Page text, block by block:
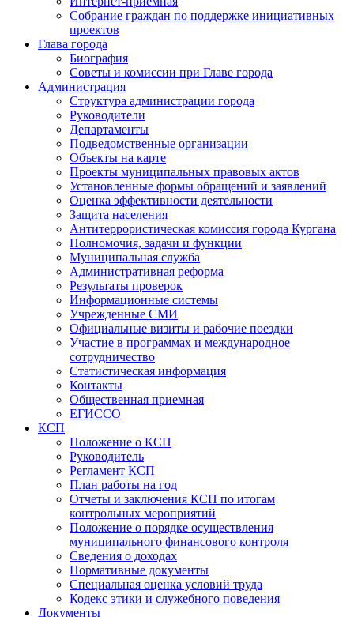
Собрание граждан по поддержке инициативных
проектов
Глава города
Биография
Советы и комиссии при Главе города
Администрация
Структура администрации города
Руководители
Департаменты
Подведомственные организации
Объекты на карте
Проекты муниципальных правовых актов
Установленные формы обращений и заявлений
Оценка эффективности деятельности
Защита населения
Антитеррористическая комиссия города Кургана
Полномочия, задачи и функции
Муниципальная служба
Административная реформа
Результаты проверок
Информационные системы
Учрежденные СМИ
Официальные визиты и рабочие поездки
Участие в программах и международное
сотрудничество
Статистическая информация
Контакты
Общественная приемная
ЕГИССО
КСП
Положение о КСП
Руководитель
Регламент КСП
План работы на год
Отчеты и заключения КСП по итогам
контрольных мероприятий
Положение о порядке осуществления
муниципального финансового контроля
Сведения о доходах
Нормативные документы
Специальная оценка условий труда
Кодекс этики и служебного поведения
Документы